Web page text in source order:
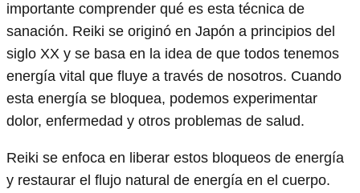
importante comprender qué es esta técnica de
sanación. Reiki se originó en Japón a principios del
siglo XX y se basa en la idea de que todos tenemos
energía vital que fluye a través de nosotros. Cuando
esta energía se bloquea, podemos experimentar
dolor, enfermedad y otros problemas de salud.
Reiki se enfoca en liberar estos bloqueos de energía
y restaurar el flujo natural de energía en el cuerpo.